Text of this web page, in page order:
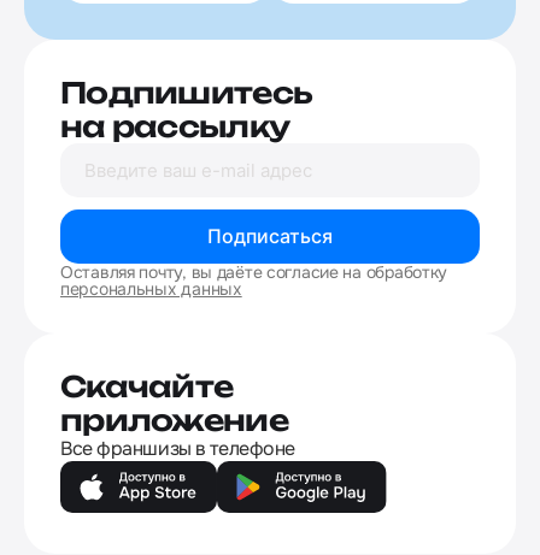
Подпишитесь
на рассылку
Подписаться
Оставляя почту, вы даёте согласие на обработку
персональных данных
Скачайте
приложение
Все франшизы в телефоне